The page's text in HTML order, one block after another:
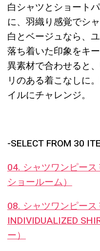
白シャツとショート
に、羽織り感覚でシ
白とベージュなら、
落ち着いた印象をキ
異素材で合わせると
リのある着こなしに
イルにチャレンジ。
-SELECT FROM 30
04. シャツワンピー
ショールーム）
08. シャツワンピー
INDIVIDUALIZED
ー）